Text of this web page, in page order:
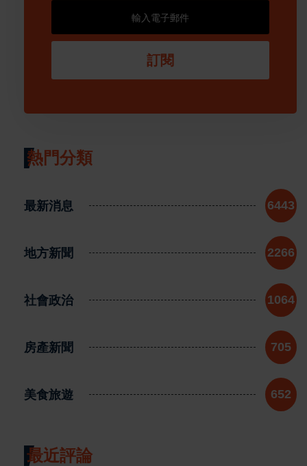
訂閱
熱門分類
最新消息 6443
地方新聞 2266
社會政治 1064
房產新聞 705
美食旅遊 652
最近評論